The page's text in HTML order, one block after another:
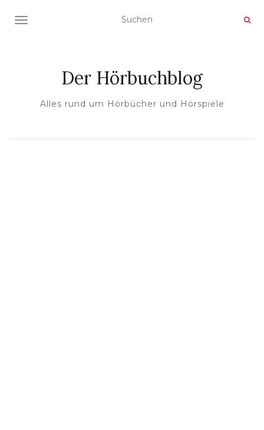
NAVIGATION UMSCHALTEN
Der Hörbuchblog
Alles rund um Hörbücher und Hörspiele